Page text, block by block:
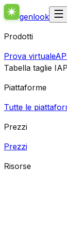
genlook
Prodotti
Prova virtuale
Tabella taglie IA
Piattaforme
Tutte le
Prezzi
Prezzi
Risorse